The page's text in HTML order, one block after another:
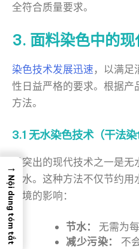
全符合质量要求。
3. 面料染色中的
染色技术发展迅速，以满足
性日益严格的要求。根据产
方法。
3.1 无水染色技术（干法染
最突出的现代技术之一是
替水。这种方法不仅节约用
环境的影响：
节水：
无需为
减少污染：
不
→
Nội dung tóm tắt